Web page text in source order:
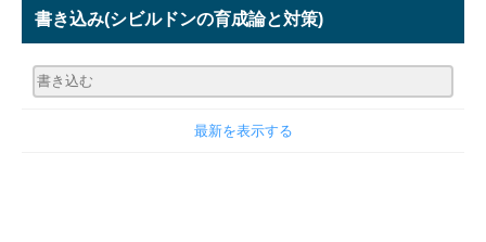
書き込み(シビルドンの育成論と対策)
最新を表示する